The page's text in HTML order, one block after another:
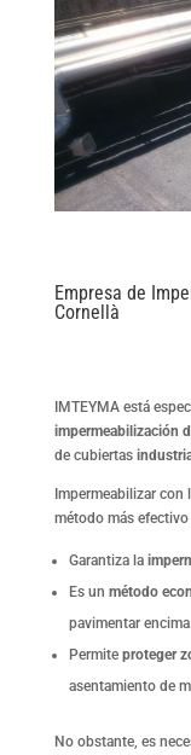
Empresa de
Cornellà
IMTEYMA está
impermeabilización
de cubiertas
Impermeabilizar con
método más
Garantiza la
Es un método
pavimentar
Permite proteger
asentamiento de
No obstante, es